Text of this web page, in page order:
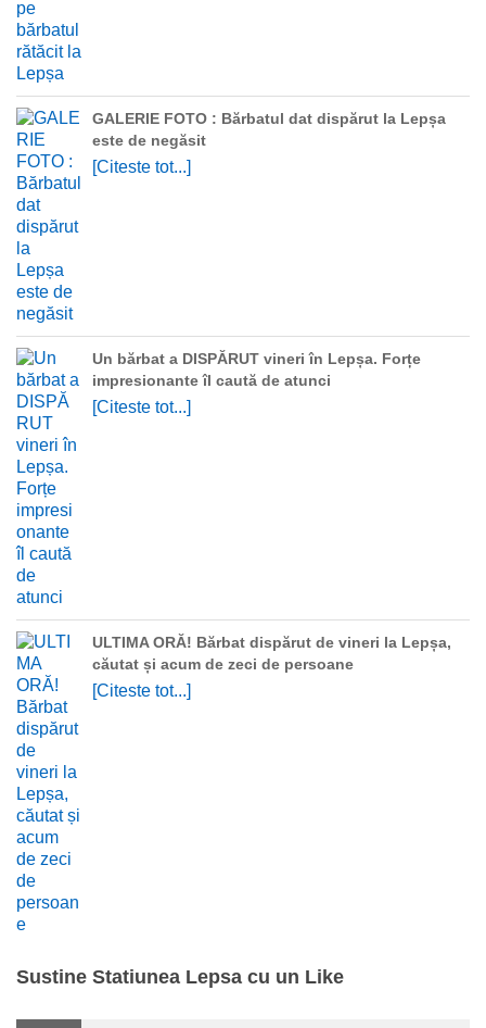
GALERIE FOTO : Bărbatul dat dispărut la Lepșa
este de negăsit
[Citeste tot...]
Un bărbat a DISPĂRUT vineri în Lepșa. Forțe
impresionante îl caută de atunci
[Citeste tot...]
ULTIMA ORĂ! Bărbat dispărut de vineri la Lepșa,
căutat și acum de zeci de persoane
[Citeste tot...]
Sustine Statiunea Lepsa cu un Like